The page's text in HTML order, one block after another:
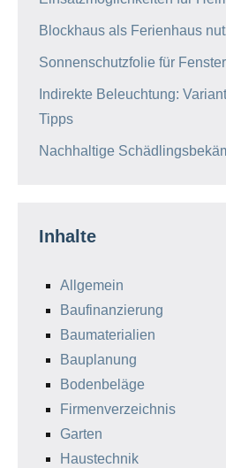
Blockhaus als Ferienhaus
Sonnenschutzfolie für
Indirekte Beleuchtung:
Tipps
Nachhaltige
Inhalte
Allgemein
Baufinanzierung
Baumaterialien
Bauplanung
Bodenbeläge
Firmenverzeichnis
Garten
Haustechnik